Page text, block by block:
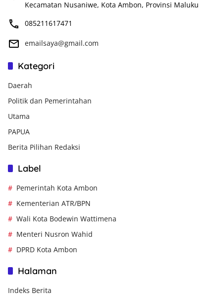
Kecamatan Nusaniwe, Kota Ambon, Provinsi Maluku
085211617471
emailsaya@gmail.com
Kategori
Daerah
Politik dan Pemerintahan
Utama
PAPUA
Berita Pilihan Redaksi
Label
Pemerintah Kota Ambon
Kementerian ATR/BPN
Wali Kota Bodewin Wattimena
Menteri Nusron Wahid
DPRD Kota Ambon
Halaman
Indeks Berita